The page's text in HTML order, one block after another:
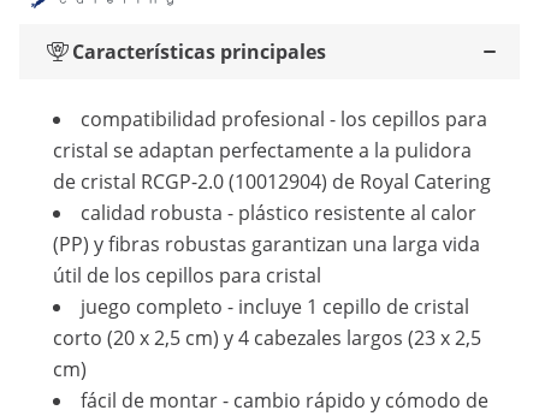
Características principales
compatibilidad profesional - los cepillos para
cristal se adaptan perfectamente a la pulidora
de cristal RCGP-2.0 (10012904) de Royal Catering
calidad robusta - plástico resistente al calor
(PP) y fibras robustas garantizan una larga vida
útil de los cepillos para cristal
juego completo - incluye 1 cepillo de cristal
corto (20 x 2,5 cm) y 4 cabezales largos (23 x 2,5
cm)
fácil de montar - cambio rápido y cómodo de